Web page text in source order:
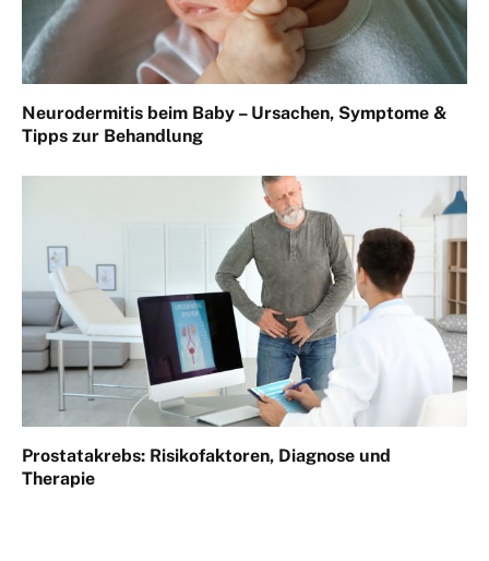
Neurodermitis beim Baby – Ursachen, Symptome &
Tipps zur Behandlung
Prostatakrebs: Risikofaktoren, Diagnose und
Therapie